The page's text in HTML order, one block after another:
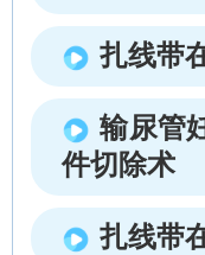
扎线带
输尿管
件切除术
扎线带